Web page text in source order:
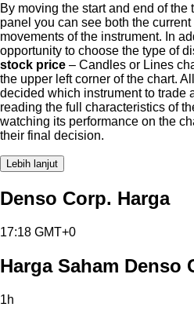
By moving the start and end of the
panel you can see both the
movements of the instrument. In
opportunity to choose the type of
stock price – Candles or Lines
the upper left corner of the chart.
decided which instrument to trade
reading the full characteristics of
watching its performance on the
their final decision.
Lebih lanjut
Denso Corp. Harga
17:18 GMT+0
Harga Saham Denso
1h